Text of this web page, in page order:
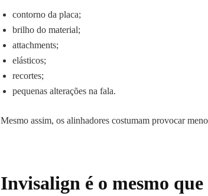
contorno da placa;
brilho do material;
attachments;
elásticos;
recortes;
pequenas alterações na fala.
Mesmo assim, os alinhadores costumam provocar
Invisalign é o mesmo